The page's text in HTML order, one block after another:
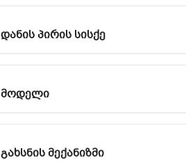
ᲓᲐᲜᲘᲡ ᲞᲘᲠᲘᲡ ᲡᲘᲡᲥᲔ
ᲛᲝᲓᲔᲚᲘ
ᲒᲐᲮᲡᲜᲘᲡ ᲛᲔᲥᲐᲜᲘᲖᲛᲘ